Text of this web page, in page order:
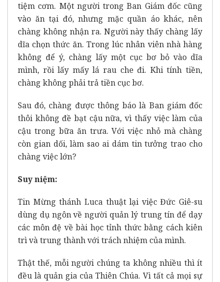
tiệm cơm. Một người trong Ban Giám đốc cũng
vào ăn tại đó, nhưng mặc quần áo khác, nên
chàng không nhận ra. Người này thấy chàng lấy
dĩa chọn thức ăn. Trong lúc nhân viên nhà hàng
không để ý, chàng lấy một cục bơ bỏ vào dĩa
mình, rồi lấy mấy lá rau che đi. Khi tính tiền,
chàng không phải trả tiền cục bơ.
Sau đó, chàng được thông báo là Ban giám đốc
thôi không đề bạt cậu nữa, vì thấy việc làm của
cậu trong bữa ăn trưa. Với việc nhỏ mà chàng
còn gian dối, làm sao ai dám tin tưởng trao cho
chàng việc lớn?
Suy niệm:
Tin Mừng thánh Luca thuật lại việc Đức Giê-su
dùng dụ ngôn về người quản lý trung tín để dạy
các môn đệ về bài học tỉnh thức bằng cách kiên
trì và trung thành với trách nhiệm của mình.
Thật thế, mỗi người chúng ta không nhiều thì ít
đều là quản gia của Thiên Chúa. Vì tất cả mọi sự